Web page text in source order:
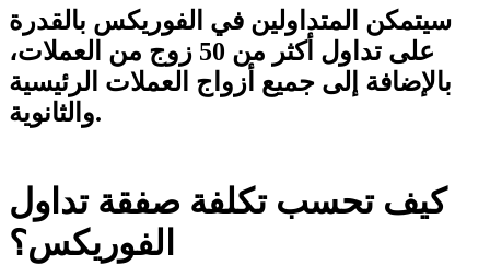
سيتمكن المتداولين في الفوريكس بالقدرة
على تداول أكثر من 50 زوج من العملات،
بالإضافة إلى جميع أزواج العملات الرئيسية
والثانوية.
كيف تحسب تكلفة صفقة تداول
الفوريكس؟